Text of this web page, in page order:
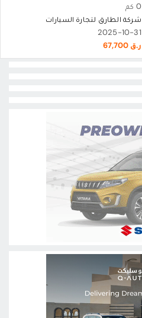
0 كم
شركة الطارق لتجارة السيارات‎
2025-10-31
ر.ق 67,700